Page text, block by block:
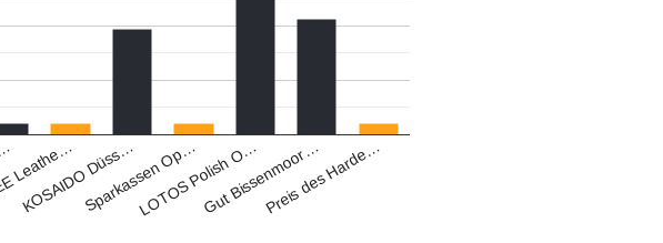
Leathe…
KOSAIDO Düss…Sparkassen Op…
LOTOS Polish O…Gut Bissenmoor…Preis des Harde…